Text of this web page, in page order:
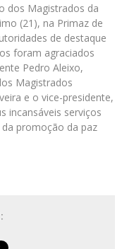
dos Magistrados da
(21), na Primaz de
de destaque
foram agraciados
Pedro Aleixo,
Magistrados
e o vice-presidente,
incansáveis serviços
promoção da paz